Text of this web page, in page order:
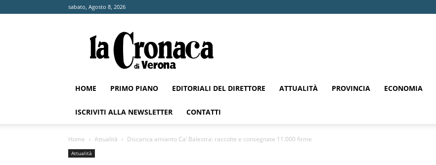
sabato, Agosto 8, 2026
Cronaca
di
Verona
HOME PRIMO PIANO EDITORIALI DEL DIRETTORE ATTUALITÀ PROVINCIA ECONOMIA
ISCRIVITI ALLA NEWSLETTER CONTATTI
Home Attualità Discarica amianto Ca’ Balestra: raccolte e consegnate 11.000 firme
Attualità